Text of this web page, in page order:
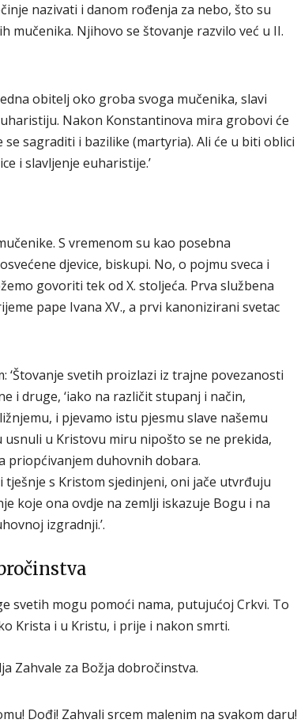
nazivati i danom rođenja za nebo, što su
mučenika. Njihovo se štovanje razvilo već u II.
obitelj oko groba svoga mučenika, slavi
Nakon Konstantinova mira grobovi će
sagraditi i bazilike (martyria). Ali će u biti oblici
i slavljenje euharistije.’
S vremenom su kao posebna
djevice, biskupi. No, o pojmu sveca i
govoriti tek od X. stoljeća. Prva službena
pape Ivana XV., a prvi kanonizirani svetac
svetih proizlazi iz trajne povezanosti
i druge, ‘iako na različit stupanj i način,
i pjevamo istu pjesmu slave našemu
u Kristovu miru nipošto se ne prekida,
priopćivanjem duhovnih dobara.
s Kristom sjedinjeni, oni jače utvrđuju
koje ona ovdje na zemlji iskazuje Bogu i na
izgradnji.’.
svetih mogu pomoći nama, putujućoj Crkvi. To
Krista i u Kristu, i prije i nakon smrti.
Zahvale za Božja dobročinstva.
Dođi! Zahvali srcem malenim na svakom daru!